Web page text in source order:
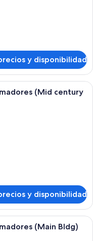
y disponibilidad
de hotel con una
(Mid century
y disponibilidad
de hotel con una cama
(Main Bldg)